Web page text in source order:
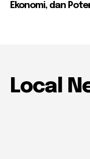
Ekonomi, dan
Local